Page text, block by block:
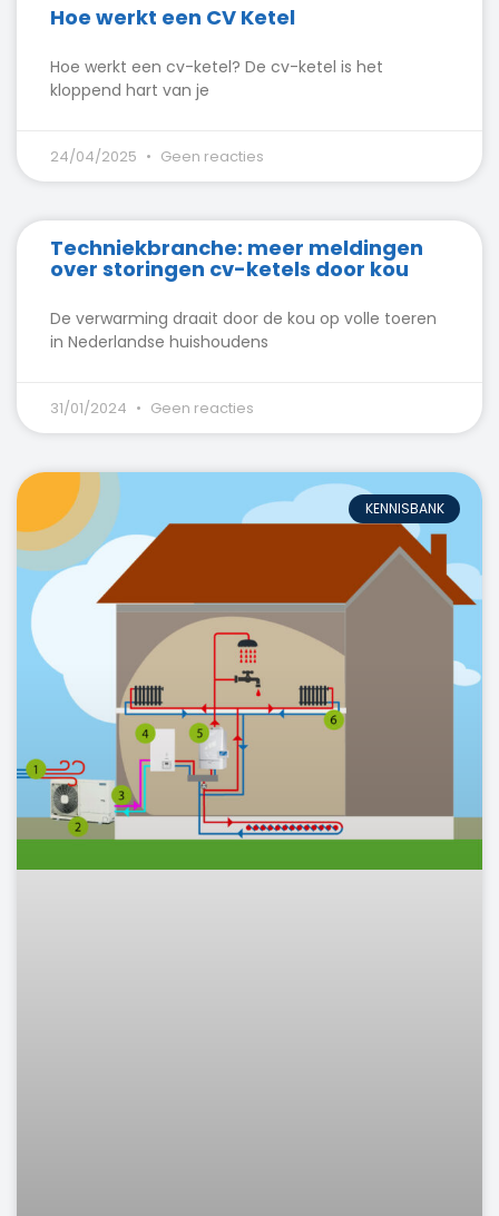
Hoe werkt een CV Ketel
Hoe werkt een cv-ketel? De cv-ketel is het
kloppend hart van je
24/04/2025 Geen reacties
Techniekbranche: meer meldingen
over storingen cv-ketels door kou
De verwarming draait door de kou op volle toeren
in Nederlandse huishoudens
31/01/2024 Geen reacties
KENNISBANK